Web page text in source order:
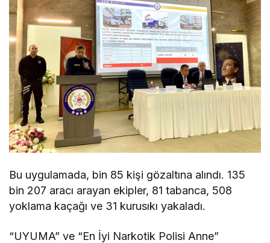
Bu uygulamada, bin 85 kişi gözaltına alındı. 135
bin 207 aracı arayan ekipler, 81 tabanca, 508
yoklama kaçağı ve 31 kurusıkı yakaladı.
“UYUMA” ve “En İyi Narkotik Polisi Anne”